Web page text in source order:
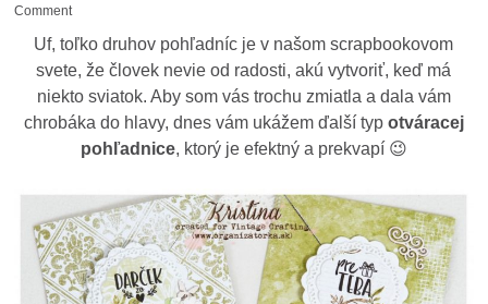
Comment
Uf, toľko druhov pohľadníc je v našom scrapbookovom
svete, že človek nevie od radosti, akú vytvoriť, keď má
niekto sviatok. Aby som vás trochu zmiatla a dala vám
chrobáka do hlavy, dnes vám ukážem ďalší typ otváracej
pohľadnice, ktorý je efektný a prekvapí 😉